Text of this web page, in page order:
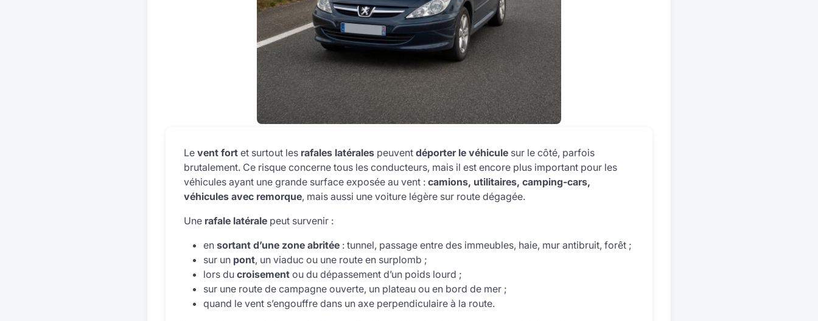
Le vent fort et surtout les rafales latérales peuvent déporter le véhicule sur le côté, parfois
brutalement. Ce risque concerne tous les conducteurs, mais il est encore plus important pour les
véhicules ayant une grande surface exposée au vent : camions, utilitaires, camping-cars,
véhicules avec remorque, mais aussi une voiture légère sur route dégagée.
Une rafale latérale peut survenir :
en sortant d’une zone abritée : tunnel, passage entre des immeubles, haie, mur antibruit, forêt ;
sur un pont, un viaduc ou une route en surplomb ;
lors du croisement ou du dépassement d’un poids lourd ;
sur une route de campagne ouverte, un plateau ou en bord de mer ;
quand le vent s’engouffre dans un axe perpendiculaire à la route.